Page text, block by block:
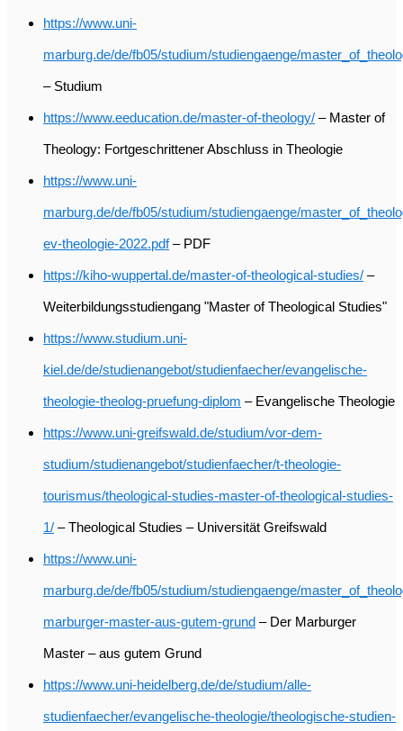
https://www.uni-
marburg.de/de/fb05/studium/studiengaenge/
– Studium
https://www.eeducation.de/master-of-theology/ – Master of
Theology: Fortgeschrittener Abschluss in Theologie
https://www.uni-
marburg.de/de/fb05/studium/studiengaenge/
ev-theologie-2022.pdf– PDF
https://kiho-wuppertal.de/master-of-theological-studies/ –
Weiterbildungsstudiengang "Master of Theological Studies"
https://www.studium.uni-
kiel.de/de/studienangebot/studienfaecher/evangelische-
theologie-theolog-pruefung-diplom – Evangelische Theologie
https://www.uni-greifswald.de/studium/vor-dem-
studium/studienangebot/studienfaecher/t-theologie-
tourismus/theological-studies-master-of-theological-studies-
1/ – Theological Studies – Universität Greifswald
https://www.uni-
marburg.de/de/fb05/studium/studiengaenge/
marburger-master-aus-gutem-grund – Der Marburger
Master – aus gutem Grund
https://www.uni-heidelberg.de/de/studium/alle-
studienfaecher/evangelische-theologie/theologische-studien-